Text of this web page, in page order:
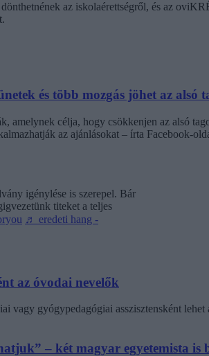
az iskolaérettségről, és az
és több mozgás jöhet az alsó
amelynek célja, hogy csökkenjen az alsó
az ajánlásokat – írta Facebook-
igénylése is szerepel. Bár
titeket a teljes
♬ eredeti hang -
az óvodai nevelők
vagy gyógypedagógiai asszisztensként
– két magyar egyetemista